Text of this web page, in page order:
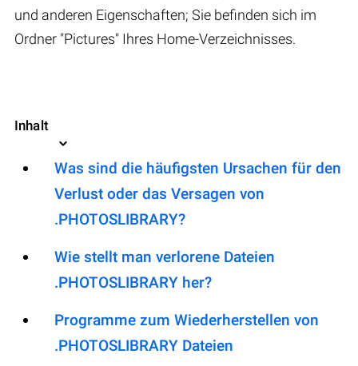
und anderen Eigenschaften; Sie befinden sich im
Ordner "Pictures" Ihres Home-Verzeichnisses.
Inhalt
Was sind die häufigsten Ursachen für den
Verlust oder das Versagen von
.PHOTOSLIBRARY?
Wie stellt man verlorene Dateien
.PHOTOSLIBRARY her?
Programme zum Wiederherstellen von
.PHOTOSLIBRARY Dateien